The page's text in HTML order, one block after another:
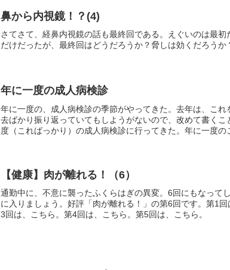
鼻から内視鏡！？(4)
さてさて、経鼻内視鏡の話も最終回である。えぐいのは最
だけだったが、最終回はどうだろうか？脅しは効くだろうか
年に一度の成人病検診
年に一度の、成人病検診の季節がやってきた。去年は、こ
去ばかり振り返っていてもしようがないので、改めて書く
度（こればっかり）の成人病検診に行ってきた。年に一度の
【健康】肉が離れる！（6）
通勤中に、不意に襲ったふくらはぎの異変。6回にもなって
に入りましょう。好評「肉が離れる！」の第6回です。第1
3回は、こちら。第4回は、こちら。第5回は、こちら。